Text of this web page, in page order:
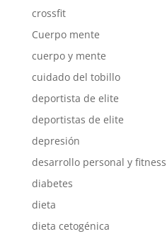
crossfit
Cuerpo mente
cuerpo y mente
cuidado del tobillo
deportista de elite
deportistas de elite
depresión
desarrollo personal y fitness
diabetes
dieta
dieta cetogénica